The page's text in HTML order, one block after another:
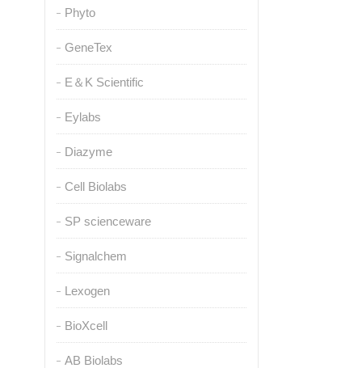
Phyto
GeneTex
E＆K Scientific
Eylabs
Diazyme
Cell Biolabs
SP scienceware
Signalchem
Lexogen
BioXcell
AB Biolabs